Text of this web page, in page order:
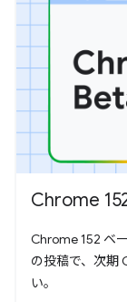
Chrome
Chrome 152 ベ
の投稿で、次期
い。